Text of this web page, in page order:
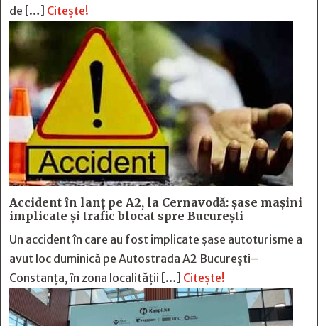
de […] Citește!
Accident în lanț pe A2, la Cernavodă: șase mașini
implicate și trafic blocat spre București
Un accident în care au fost implicate șase autoturisme a
avut loc duminică pe Autostrada A2 București–
Constanța, în zona localității […] Citește!